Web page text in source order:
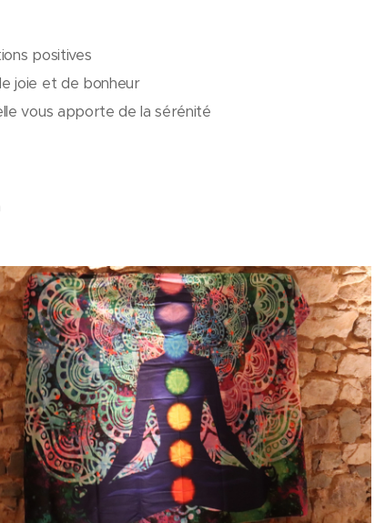
positives
joie et de bonheur
vous apporte de la sérénité